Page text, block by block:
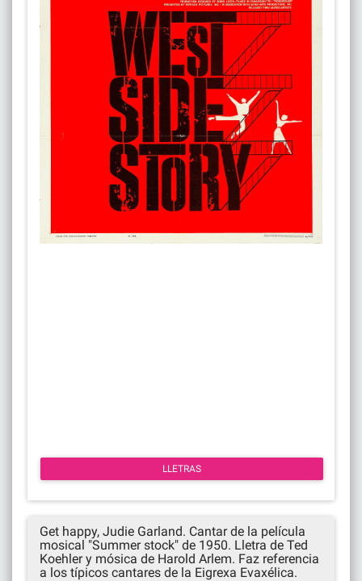
LLETRAS
Get happy, Judie Garland. Cantar de la película
mosical "Summer stock" de 1950. Lletra de Ted
Koehler y mósica de Harold Arlem. Faz referencia
a los típicos cantares de la Eigrexa Evaxélica.